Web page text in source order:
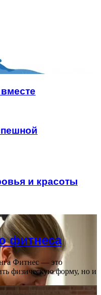
и красоты
фитнеса
Фитнес — это
физическую форму, но и